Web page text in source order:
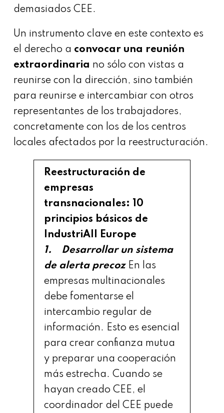
demasiados CEE.
Un instrumento clave en este contexto es
el derecho a convocar una reunión
extraordinaria no sólo con vistas a
reunirse con la dirección, sino también
para reunirse e intercambiar con otros
representantes de los trabajadores,
concretamente con los de los centros
locales afectados por la reestructuración.
Reestructuración de
empresas
transnacionales: 10
principios básicos de
IndustriAll Europe
1. Desarrollar un sistema
de alerta precozEn las
empresas multinacionales
debe fomentarse el
intercambio regular de
información. Esto es esencial
para crear confianza mutua
y preparar una cooperación
más estrecha. Cuando se
hayan creado CEE, el
coordinador del CEE puede